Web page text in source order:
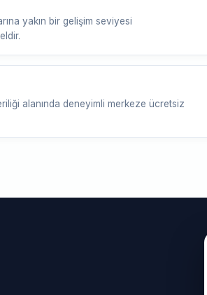
yakın bir gelişim seviyesi
alanında deneyimli merkeze ücretsiz